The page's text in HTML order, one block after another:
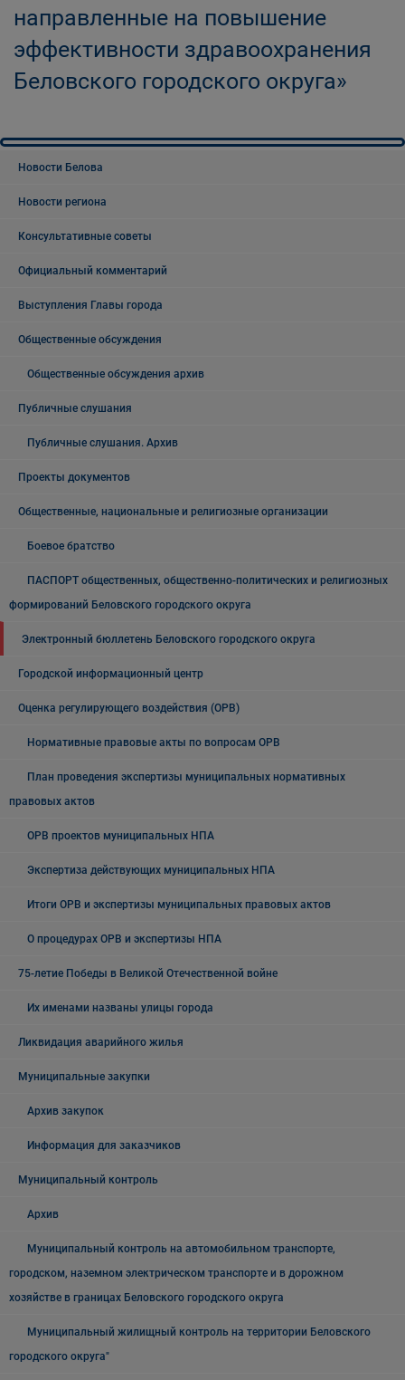
направленные на повышение
эффективности здравоохранения
Беловского городского округа»
Новости Белова
Новости региона
Консультативные советы
Официальный комментарий
Выступления Главы города
Общественные обсуждения
Общественные обсуждения архив
Публичные слушания
Публичные слушания. Архив
Проекты документов
Общественные, национальные и религиозные организации
Боевое братство
ПАСПОРТ общественных, общественно-политических и религиозных
формирований Беловского городского округа
Электронный бюллетень Беловского городского округа
Городской информационный центр
Оценка регулирующего воздействия (ОРВ)
Нормативные правовые акты по вопросам ОРВ
План проведения экспертизы муниципальных нормативных
правовых актов
ОРВ проектов муниципальных НПА
Экспертиза действующих муниципальных НПА
Итоги ОРВ и экспертизы муниципальных правовых актов
О процедурах ОРВ и экспертизы НПА
75-летие Победы в Великой Отечественной войне
Их именами названы улицы города
Ликвидация аварийного жилья
Муниципальные закупки
Архив закупок
Информация для заказчиков
Муниципальный контроль
Архив
Муниципальный контроль на автомобильном транспорте,
городском, наземном электрическом транспорте и в дорожном
хозяйстве в границах Беловского городского округа
Муниципальный жилищный контроль на территории Беловского
городского округа"